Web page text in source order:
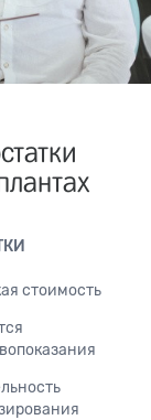
стоимость